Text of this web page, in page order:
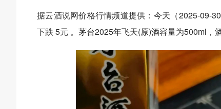
据云酒说网价格行情频道提供：今天（2025-09-
下跌 5元 。茅台2025年飞天(原)酒容量为500ml，